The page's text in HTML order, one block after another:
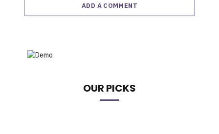
ADD A COMMENT
OUR PICKS